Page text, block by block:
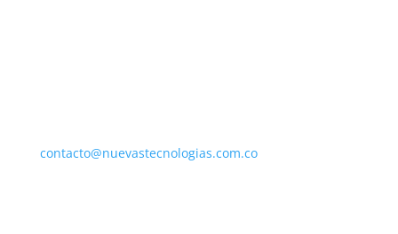
contacto@nuevastecnologias.com.co